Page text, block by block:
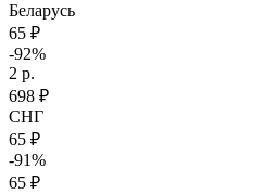
Беларусь
65 ₽
-92%
2 р.
698 ₽
СНГ
65 ₽
-91%
65 ₽